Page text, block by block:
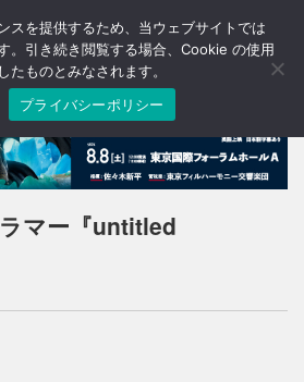
T
o
n
a
v
o
マー『untitled
スを提供するため、当ウェブサイトでは
。引き続き閲覧する場合、Cookie の使用
たものとみなされます。
プライバシーポリシー